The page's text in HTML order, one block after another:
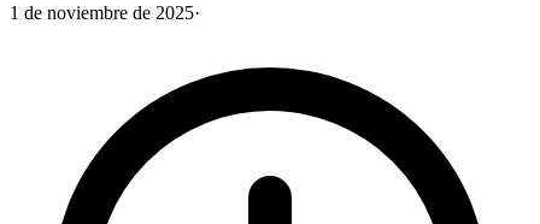
1 de noviembre de 2025·